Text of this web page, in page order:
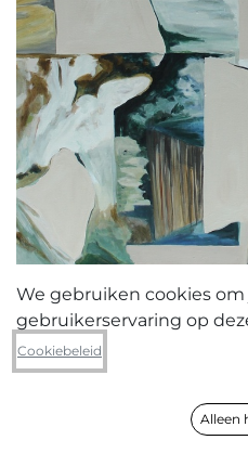
Lut
Dreaming
140 x 100 cm
We gebruiken cookies
gebruikerservaring op
Cookiebeleid
Alleen